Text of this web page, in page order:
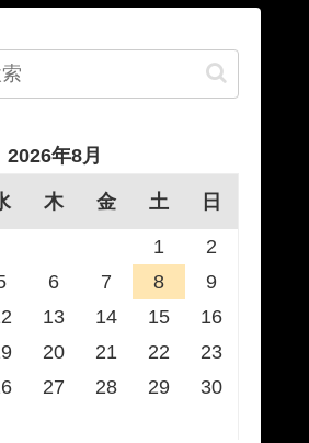
2026年8月
木 金 土 日
1
2
6 7 8
9
13 14 15
16
20 21 22
23
27 28 29
30